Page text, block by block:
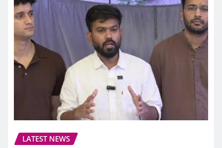
LATEST NEWS